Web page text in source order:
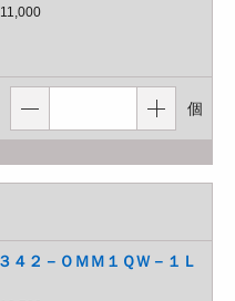
個
２－ＯＭＭ１ＱＷ－１Ｌ